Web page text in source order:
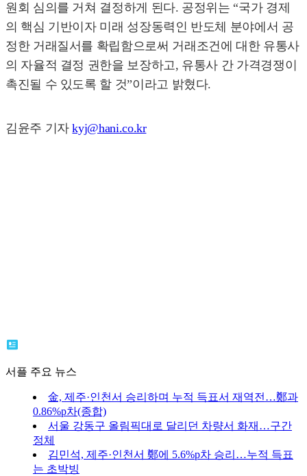
원회 심의를 거쳐 결정하게 된다. 공정위는 “국가 경제
의 핵심 기반이자 미래 성장동력인 반도체 분야에서 공
정한 거래질서를 확립함으로써 거래조건에 대한 유통사
의 자율적 결정 권한을 보장하고, 유통사 간 가격경쟁이
촉진될 수 있도록 할 것”이라고 밝혔다.
김윤주 기자kyj@hani.co.kr
서플 주요 뉴스
金, 제주·인천서 승리하며 누적 득표서 재역전…鄭과
0.86%p차(종합)
서울 강동구 올림픽대로 달리던 차량서 화재…구간
정체
김민석, 제주·인천서 鄭에 5.6%p차 승리…누적 득표
는 초박빙